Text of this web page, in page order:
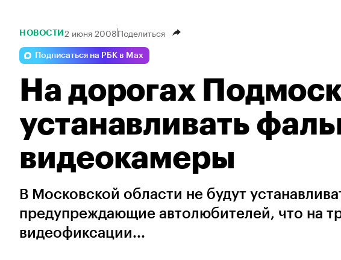
НОВОСТИ 2 июня 2008Поделиться
Подписаться на РБК в Max
На дорогах
устанавливать
видеокамеры
В Московской области не будут
предупреждающие автолюбителей, что на
видеофиксации...